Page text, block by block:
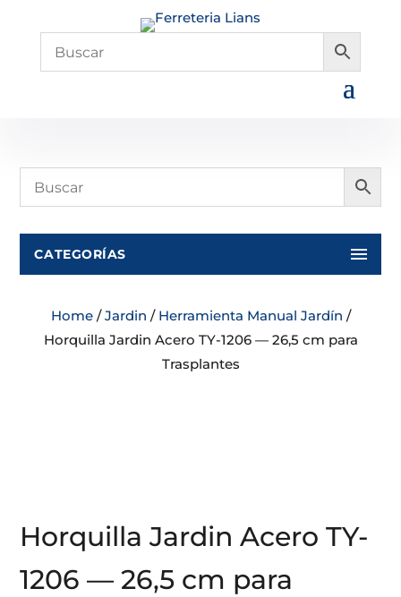
CATEGORÍAS
Home/Jardin / Herramienta Manual Jardín /
Horquilla Jardin Acero TY-1206 — 26,5 cm para
Trasplantes
Horquilla Jardin Acero TY-
1206 — 26,5 cm para